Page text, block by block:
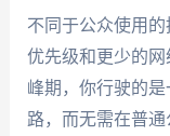
不同于公众使用
优先级和更少的
峰期，你行驶的
路，而无需在普